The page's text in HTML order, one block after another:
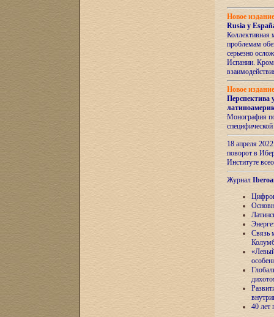
Новое
Rusia y
Коллективная
проблемам
серьезно
Испании.
Новое
Перспектива
Монография
18 апреля
поворот в
Институте
Журнал
Связь
40 лет